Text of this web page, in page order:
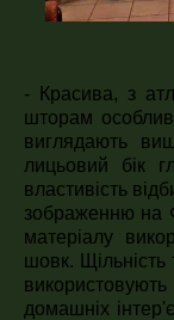
- Красива, з
шторам
виглядають
лицьовий бік
властивість
зображенню на
матеріалу
шовк.
домашніх